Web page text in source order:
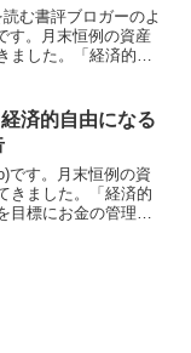
む書評ブロガーのよ
す。月末恒例の資産
ました。「経済的自
記事をご覧くださ
済的自由になる
です。月末恒例の資
きました。「経済的
目標にお金の管理を